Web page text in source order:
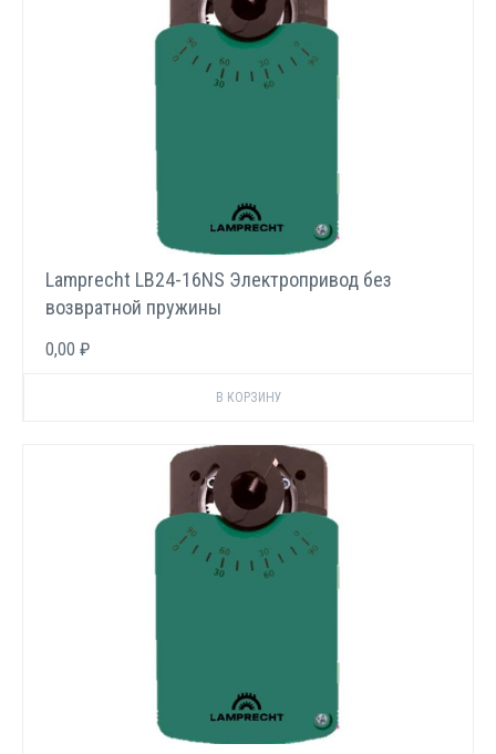
Lamprecht LB24-16NS Электропривод без
возвратной пружины
0,00 ₽